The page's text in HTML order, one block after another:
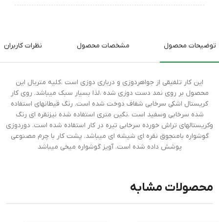
توضیحات محصول مشخصات محصول نظرات کاربران
این کار تلفیقی از جواهردوزی و درباری دوزی است .کلیه متریال این
محصول بر روی نمد دست دوزی شده ،لذا بسیار سبک میباشد. روی کار
کریستال اشکی سرخابی شفاف دوخت شده است. رنگ قیطانهای استفاده
شده سرخابی وسفید است .نگین متری استفاده شده نیزنقره ای رنگ
وکریستالهای تراش خورده سرخابی تیره در کار استفاده شده است. دوردوزی
گوشواره بامنجوق نقره ای شیشه ای میباشد. پشت کار با چرم مصنوعی
پوشش داده شده است. آویز گوشواره میخی میباشد
محصولات مشابه